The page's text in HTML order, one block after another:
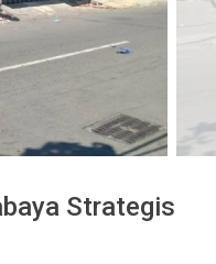
Strategis